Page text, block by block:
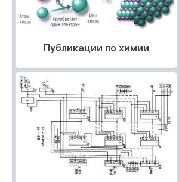
Публикации по химии